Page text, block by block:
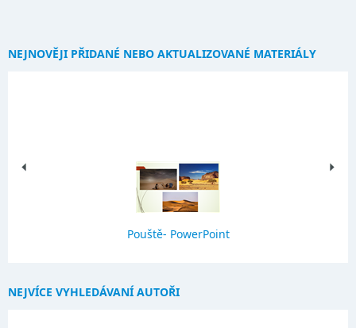
NEJNOVĚJI PŘIDANÉ NEBO AKTUALIZOVANÉ MATERIÁLY
Pouště- PowerPoint
NEJVÍCE VYHLEDÁVANÍ AUTOŘI